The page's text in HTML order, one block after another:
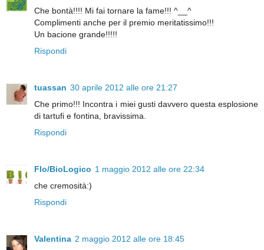
Che bontà!!!! Mi fai tornare la fame!!! ^__^
Complimenti anche per il premio meritatissimo!!!
Un bacione grande!!!!!
Rispondi
tuassan 30 aprile 2012 alle ore 21:27
Che primo!!! Incontra i miei gusti davvero questa esplosione
di tartufi e fontina, bravissima.
Rispondi
Flo/BioLogico 1 maggio 2012 alle ore 22:34
che cremosità:)
Rispondi
Valentina 2 maggio 2012 alle ore 18:45